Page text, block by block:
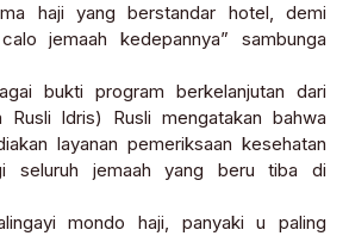
haji yang berstandar hotel, demi
jemaah kedepannya” sambunga
bukti program berkelanjutan dari
Rusli Idris) Rusli mengatakan bahwa
layanan pemeriksaan kesehatan
seluruh jemaah yang beru tiba di
mondo haji, panyaki u paling